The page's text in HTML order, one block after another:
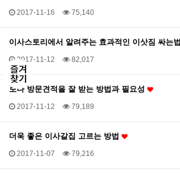
2017-11-16 75,140
이사스토리에서 알려주는 효과적인 이삿짐 싸는법
2017-11-12 82,017
보다 방문견적을 잘 받는 방법과 필요성
2017-11-12 79,189
더욱 좋은 이사갈집 고르는 방법
2017-11-07 79,216